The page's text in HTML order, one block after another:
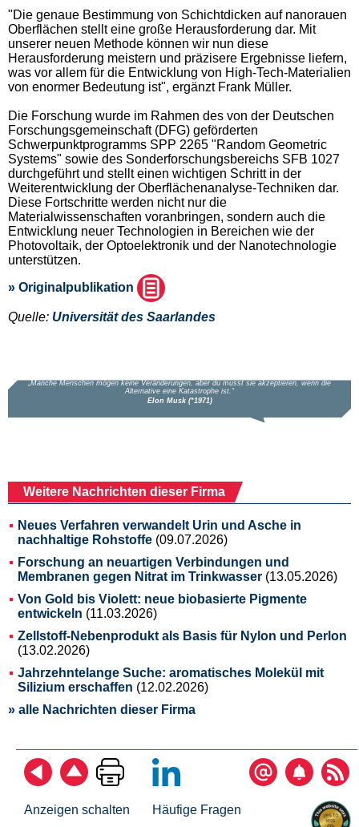
"Die genaue Bestimmung von Schichtdicken auf nanorauen
Oberflächen stellt eine große Herausforderung dar. Mit
unserer neuen Methode können wir nun diese
Herausforderung meistern und präzisere Ergebnisse liefern,
was vor allem für die Entwicklung von High-Tech-Materialien
von enormer Bedeutung ist", ergänzt Frank Müller.
Die Forschung wurde im Rahmen des von der Deutschen
Forschungsgemeinschaft (DFG) geförderten
Schwerpunktprogramms SPP 2265 "Random Geometric
Systems" sowie des Sonderforschungsbereichs SFB 1027
durchgeführt und stellt einen wichtigen Schritt in der
Weiterentwicklung der Oberflächenanalyse-Techniken dar.
Diese Fortschritte werden nicht nur die
Materialwissenschaften voranbringen, sondern auch die
Entwicklung neuer Technologien in Bereichen wie der
Photovoltaik, der Optoelektronik und der Nanotechnologie
unterstützen.
» Originalpublikation
Quelle: Universität des Saarlandes
Weitere Nachrichten dieser Firma
Neues Verfahren verwandelt Urin und Asche in
nachhaltige Rohstoffe (09.07.2026)
Forschung an neuartigen Verbindungen und
Membranen gegen Nitrat im Trinkwasser (13.05.2026)
Von Gold bis Violett: neue biobasierte Pigmente
entwickeln (11.03.2026)
Zellstoff-Nebenprodukt als Basis für Nylon und Perlon
(13.02.2026)
Jahrzehntelange Suche: aromatisches Molekül mit
Silizium erschaffen (12.02.2026)
» alle Nachrichten dieser Firma
Anzeigen schalten
Häufige Fragen